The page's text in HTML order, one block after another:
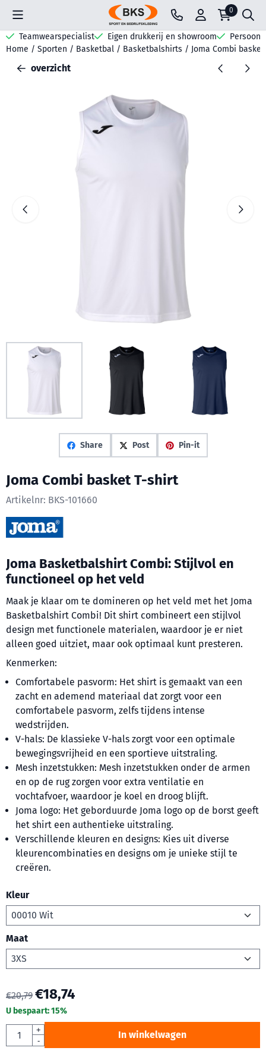
Cookievoorkeuren zijn beschikbaar. Kies instellingen of sta
0
Teamwearspecialist Eigen drukkerij en showroom
Home / Sporten / Basketbal / Basketbalshirts / Joma Combi
overzicht
Share Post Pin-it
Joma Combi basket T-shirt
Artikelnr: BKS-101660
Joma Basketbalshirt Combi: Stijlvol en
functioneel op het veld
Maak je klaar om te domineren op het veld met het Joma
Basketbalshirt Combi! Dit shirt combineert een stijlvol
design met functionele materialen, waardoor je er niet
alleen goed uitziet, maar ook optimaal kunt presteren.
Kenmerken:
Comfortabele pasvorm: Het shirt is gemaakt van een
zacht en ademend materiaal dat zorgt voor een
comfortabele pasvorm, zelfs tijdens intense
wedstrijden.
V-hals: De klassieke V-hals zorgt voor een optimale
bewegingsvrijheid en een sportieve uitstraling.
Mesh inzetstukken: Mesh inzetstukken onder de armen
en op de rug zorgen voor extra ventilatie en
vochtafvoer, waardoor je koel en droog blijft.
Joma logo: Het geborduurde Joma logo op de borst geeft
het shirt een authentieke uitstraling.
Verschillende kleuren en designs: Kies uit diverse
kleurencombinaties en designs om je unieke stijl te
creëren.
Kleur
Maat
€20,79 €18,74
U bespaart:15%
Aantal
+
-
In winkelwagen